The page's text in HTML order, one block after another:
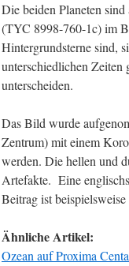
Die beiden Planeten
(TYC 8998-760-1c) im
Hintergrundsterne sind,
unterschiedlichen Zeiten
unterscheiden.
Das Bild wurde
Zentrum) mit einem
werden. Die hellen und
Artefakte. Eine
Beitrag ist beispielsweise
Ähnliche Artikel:
Ozean auf Proxima